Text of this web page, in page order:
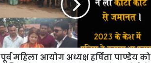
पूर्व महिला आयोग अध्यक्ष हर्षिता पाण्डेेय को